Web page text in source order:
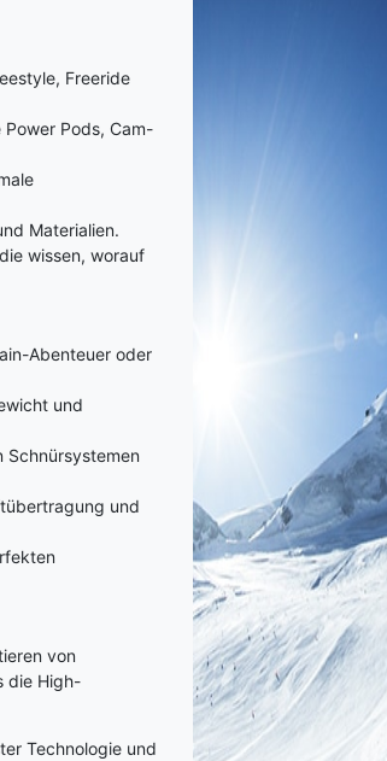
Freeride
Pods, Cam-
Materialien.
wissen, worauf
Abenteuer oder
und
Schnürsystemen
und
von
die High-
Technologie und